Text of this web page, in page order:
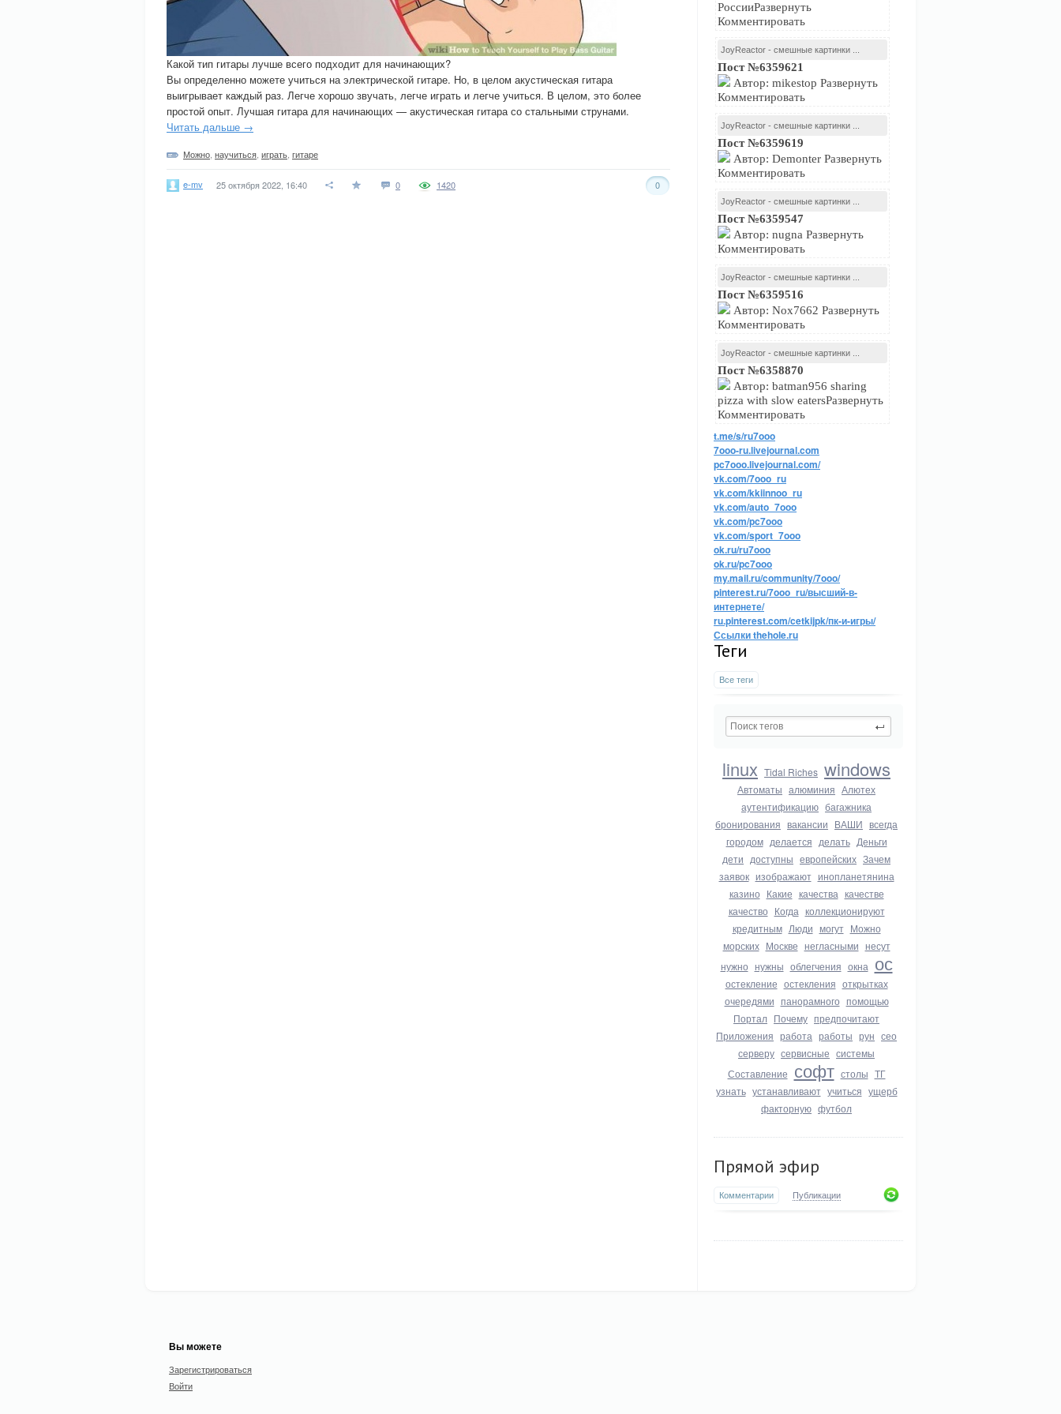
РоссииРазвернуть
Комментировать
JoyReactor - смешные картинки ...
Пост №6359621
Автор: mikestop Развернуть
Комментировать
JoyReactor - смешные картинки ...
Пост №6359619
Автор: Demonter Развернуть
Комментировать
JoyReactor - смешные картинки ...
Пост №6359547
Автор: nugna Развернуть
Комментировать
JoyReactor - смешные картинки ...
Пост №6359516
Автор: Nox7662 Развернуть
Комментировать
JoyReactor - смешные картинки ...
Пост №6358870
Автор: batman956 sharing
pizza with slow eatersРазвернуть
Комментировать
t.me/s/ru7ooo
7ooo-ru.livejournal.com
pc7ooo.livejournal.com/
vk.com/7ooo_ru
vk.com/kkiinnoo_ru
vk.com/auto_7ooo
vk.com/pc7ooo
vk.com/sport_7ooo
ok.ru/ru7ooo
ok.ru/pc7ooo
my.mail.ru/community/7ooo/
pinterest.ru/7ooo_ru/высший-в-
интернете/
ru.pinterest.com/cetkijpk/пк-и-игры/
Ссылки thehole.ru
Теги
Все теги
linux Tidal Riches windows
Автоматы алюминия Алютех
аутентификацию багажника
бронирования вакансии ВАШИ всегда
городом делается делать Деньги
дети доступны европейских Зачем
заявок изображают инопланетянина
казино Какие качества качестве
качество Когда коллекционируют
кредитным Люди могут Можно
морских Москве негласными несут
нужно нужны облегчения окна ос
остекление остекления открытках
очередями панорамного помощью
Портал Почему предпочитают
Приложения работа работы рун сео
серверу сервисные системы
Составление софт столы ТГ
узнать устанавливают учиться ущерб
факторную футбол
Прямой эфир
Комментарии Публикации
Какой тип гитары лучше всего подходит для начинающих?
Вы определенно можете учиться на электрической гитаре. Но, в целом акустическая гитара
выигрывает каждый раз. Легче хорошо звучать, легче играть и легче учиться. В целом, это более
простой опыт. Лучшая гитара для начинающих — акустическая гитара со стальными струнами.
Читать дальше →
Можно научиться играть гитаре
e-mv 25 октября 2022, 16:40 0 0
1420
Вы можете
Зарегистрироваться
Войти